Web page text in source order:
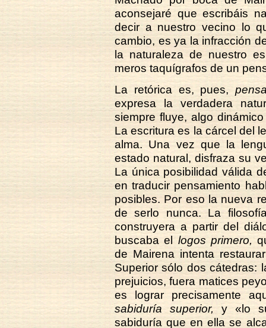
aconsejaré que escribáis
decir a nuestro vecino lo
cambio, es ya la infracción
la naturaleza de nuestro
meros taquígrafos de un
La retórica es, pues,
expresa la verdadera
siempre fluye, algo
La escritura es la cárcel del
alma. Una vez que la
estado natural, disfraza su
La única posibilidad válida
en traducir pensamiento
posibles. Por eso la nueva
de serlo nunca. La
construyera a partir del
buscaba el logos primero,
de Mairena intenta
Superior sólo dos cátedras:
prejuicios, fuera matices
es lograr precisamente
sabiduría superior, y «lo
sabiduría que en ella se